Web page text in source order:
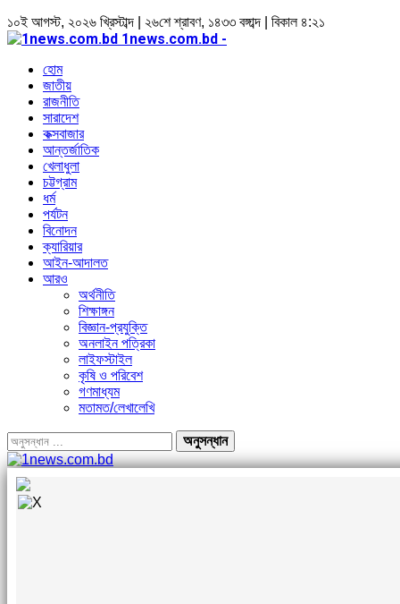
১০ই আগস্ট, ২০২৬ খ্রিস্টাব্দ | ২৬শে শ্রাবণ, ১৪৩৩ বঙ্গাব্দ | বিকাল ৪:২১
1news.com.bd -
হোম
জাতীয়
রাজনীতি
সারাদেশ
কক্সবাজার
আন্তর্জাতিক
খেলাধুলা
চট্টগ্রাম
ধর্ম
পর্যটন
বিনোদন
ক্যারিয়ার
আইন-আদালত
আরও
অর্থনীতি
শিক্ষাঙ্গন
বিজ্ঞান-প্রযুক্তি
অনলাইন পত্রিকা
লাইফস্টাইল
কৃষি ও পরিবেশ
গণমাধ্যম
মতামত/লেখালেখি